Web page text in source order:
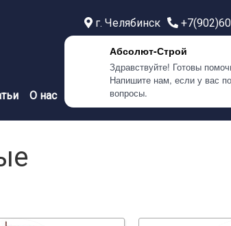
Абсолют-Строй
Здравствуйте! Готовы
Напишите нам, если у вас
вопросы.
г. Челябинск
г. Самара
О нас Контакты